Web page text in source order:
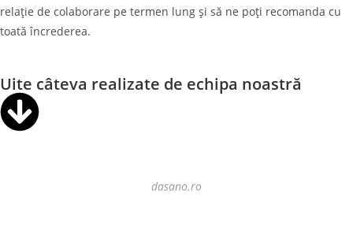
relație de colaborare pe termen lung și să ne poți recomanda cu
toată încrederea.
Uite câteva realizate de echipa noastră
dasano.ro